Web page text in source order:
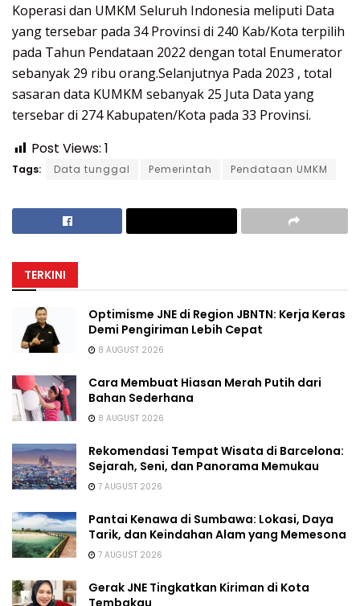
Koperasi dan UMKM Seluruh Indonesia meliputi Data
yang tersebar pada 34 Provinsi di 240 Kab/Kota terpilih
pada Tahun Pendataan 2022 dengan total Enumerator
sebanyak 29 ribu orang.Selanjutnya Pada 2023 , total
sasaran data KUMKM sebanyak 25 Juta Data yang
tersebar di 274 Kabupaten/Kota pada 33 Provinsi.
Post Views: 1
Tags: Data tunggal Pemerintah Pendataan UMKM
TERKINI
Optimisme JNE di Region JBNTN: Kerja Keras
Demi Pengiriman Lebih Cepat
8 AUGUST 2026
Cara Membuat Hiasan Merah Putih dari
Bahan Sederhana
8 AUGUST 2026
Rekomendasi Tempat Wisata di Barcelona:
Sejarah, Seni, dan Panorama Memukau
7 AUGUST 2026
Pantai Kenawa di Sumbawa: Lokasi, Daya
Tarik, dan Keindahan Alam yang Memesona
7 AUGUST 2026
Gerak JNE Tingkatkan Kiriman di Kota